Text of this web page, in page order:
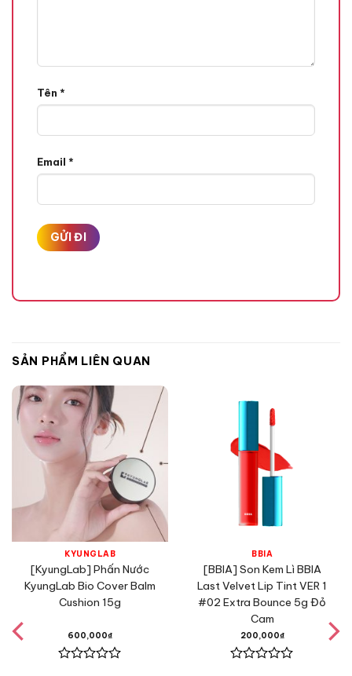
Tên *
Email *
SẢN PHẨM LIÊN QUAN
KYUNGLAB
[KyungLab] Phấn Nước
KyungLab Bio Cover Balm
Cushion 15g
600,000₫
BBIA
[BBIA] Son Kem Lì BBIA
Last Velvet Lip Tint VER 1
#02 Extra Bounce 5g Đỏ
Cam
200,000₫